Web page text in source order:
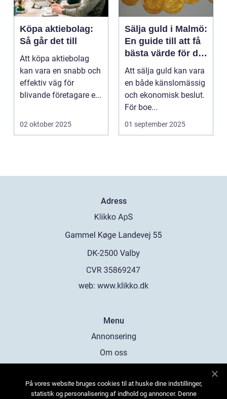
Köpa aktiebolag:
Så går det till
Att köpa aktiebolag
kan vara en snabb och
effektiv väg för
blivande företagare e...
02 oktober 2025
Sälja guld i Malmö:
En guide till att få
bästa värde för ditt
guld
Att sälja guld kan vara
en både känslomässig
och ekonomisk beslut.
För boe...
01 september 2025
Adress
web: www.klikko.dk
Menu
Annonsering
Om oss
Kontakta oss
På vores website bruges cookies til at huske dine indstillinger,
statistik og personalisering af indhold og annoncer. Denne